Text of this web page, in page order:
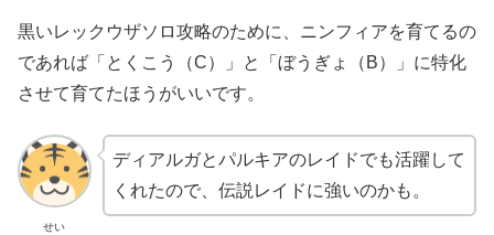
黒いレックウザソロ攻略のために、ニンフィアを育てるの
であれば「とくこう（C）」と「ぼうぎょ（B）」に特化
させて育てたほうがいいです。
せい
ディアルガとパルキアのレイドでも活躍して
くれたので、伝説レイドに強いのかも。